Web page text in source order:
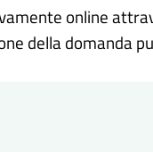
online
della domanda